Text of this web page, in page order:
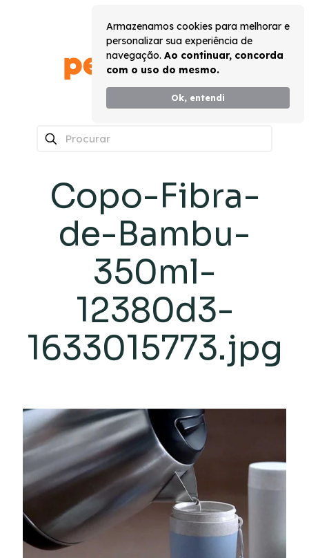
Armazenamos cookies para melhorar e
personalizar sua experiência de
navegação. Ao continuar, concorda
com o uso do mesmo.
Ok, entendi
Copo-Fibra-
de-Bambu-
350ml-
12380d3-
1633015773.jpg